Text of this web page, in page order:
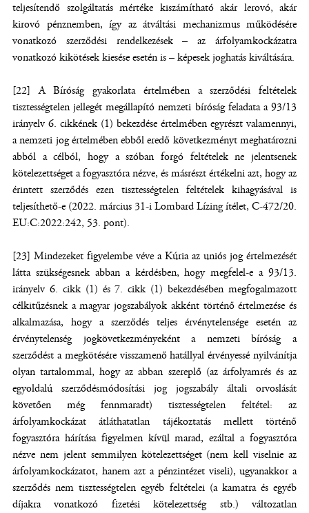
teljesítendő szolgáltatás mértéke kiszámítható akár lerovó, akár
kirovó pénznemben, így az átváltási mechanizmus működésére
vonatkozó szerződési rendelkezések – az árfolyamkockázatra
vonatkozó kikötések kiesése esetén is – képesek joghatás kiváltására.
[22] A Bíróság gyakorlata értelmében a szerződési feltételek
tisztességtelen jellegét megállapító nemzeti bíróság feladata a 93/13
irányelv 6. cikkének (1) bekezdése értelmében egyrészt valamennyi,
a nemzeti jog értelmében ebből eredő következményt meghatározni
abból a célból, hogy a szóban forgó feltételek ne jelentsenek
kötelezettséget a fogyasztóra nézve, és másrészt értékelni azt, hogy az
érintett szerződés ezen tisztességtelen feltételek kihagyásával is
teljesíthető-e (2022. március 31-i Lombard Lízing ítélet, C-472/20.
EU:C:2022:242, 53. pont).
[23] Mindezeket figyelembe véve a Kúria az uniós jog értelmezését
látta szükségesnek abban a kérdésben, hogy megfelel-e a 93/13.
irányelv 6. cikk (1) és 7. cikk (1) bekezdésében megfogalmazott
célkitűzésnek a magyar jogszabályok akként történő értelmezése és
alkalmazása, hogy a szerződés teljes érvénytelensége esetén az
érvénytelenség jogkövetkezményeként a nemzeti bíróság a
szerződést a megkötésére visszamenő hatállyal érvényessé nyilvánítja
olyan tartalommal, hogy az abban szereplő (az árfolyamrés és az
egyoldalú szerződésmódosítási jog jogszabály általi orvoslását
követően még fennmaradt) tisztességtelen feltétel: az
árfolyamkockázat átláthatatlan tájékoztatás mellett történő
fogyasztóra hárítása figyelmen kívül marad, ezáltal a fogyasztóra
nézve nem jelent semmilyen kötelezettséget (nem kell viselnie az
árfolyamkockázatot, hanem azt a pénzintézet viseli), ugyanakkor a
szerződés nem tisztességtelen egyéb feltételei (a kamatra és egyéb
díjakra vonatkozó fizetési kötelezettség stb.) változatlan